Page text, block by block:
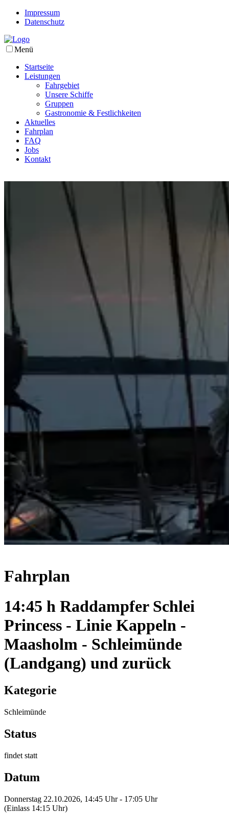
Impressum
Datenschutz
Menü
Startseite
Leistungen
Fahrgebiet
Unsere Schiffe
Gruppen
Gastronomie & Festlichkeiten
Aktuelles
Fahrplan
FAQ
Jobs
Kontakt
Fahrplan
14:45 h Raddampfer Schlei
Princess - Linie Kappeln -
Maasholm - Schleimünde
(Landgang) und zurück
Kategorie
Schleimünde
Status
findet statt
Datum
Donnerstag 22.10.2026, 14:45 Uhr - 17:05 Uhr
(Einlass 14:15 Uhr)